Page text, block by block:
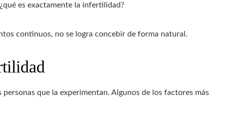
es exactamente la infertilidad?
continuos, no se logra concebir de forma natural.
que la experimentan. Algunos de los factores más